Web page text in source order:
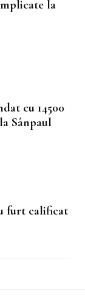
la
cu 14500
Sânpaul
furt calificat